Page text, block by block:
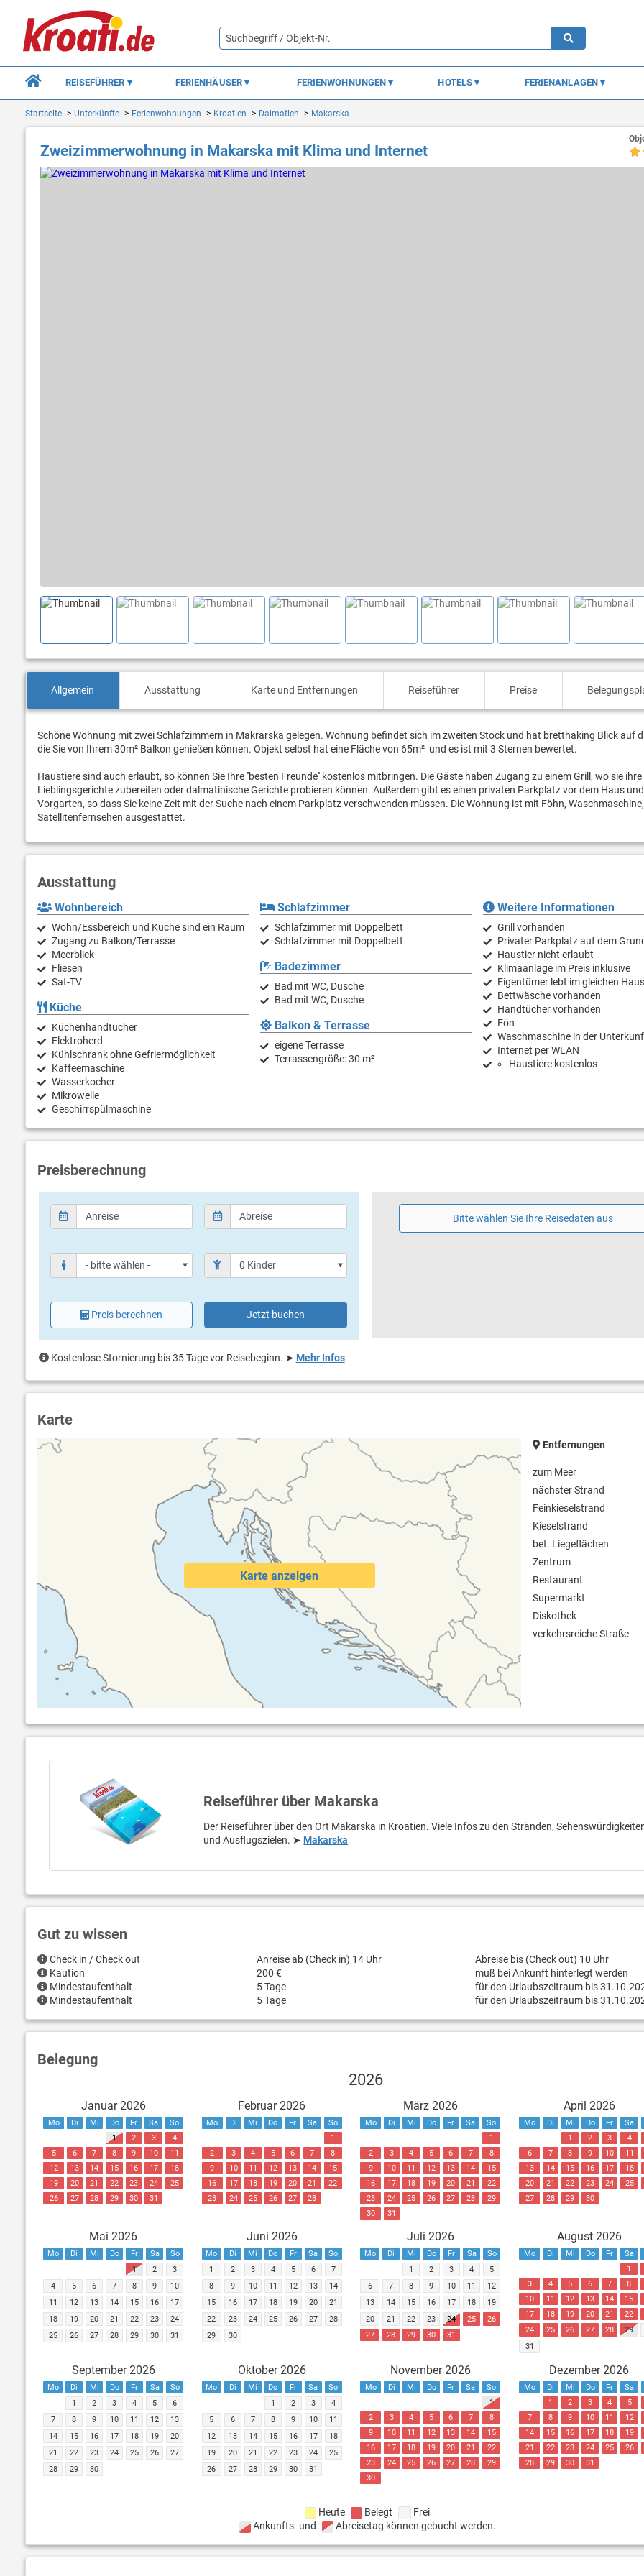
REISEFÜHRER FERIENHÄUSER FERIENWOHNUNGEN HOTELS FERIENANLAGEN
Startseite Unterkünfte Ferienwohnungen Kroatien Dalmatien Makarska
Zweizimmerwohnung in Makarska mit Klima und Internet
Allgemein Ausstattung Karte und Entfernungen Reiseführer Preise
Schöne Wohnung mit zwei Schlafzimmern in Makrarska gelegen. Wohnung befindet sich im zweiten Stock und hat bretthaking Blick auf
die Sie von Ihrem 30m² Balkon genießen können. Objekt selbst hat eine Fläche von 65m² und es ist mit 3 Sternen bewertet.
Haustiere sind auch erlaubt, so können Sie Ihre ''besten Freunde'' kostenlos mitbringen. Die Gäste haben Zugang zu einem Grill, wo sie ihre
Lieblingsgerichte zubereiten oder dalmatinische Gerichte probieren können. Außerdem gibt es einen privaten Parkplatz vor dem Haus
Vorgarten, so dass Sie keine Zeit mit der Suche nach einem Parkplatz verschwenden müssen. Die Wohnung ist mit Föhn,
Satellitenfernsehen ausgestattet.
Ausstattung
Wohnbereich
Wohn/Essbereich und Küche sind ein Raum
Zugang zu Balkon/Terrasse
Meerblick
Fliesen
Sat-TV
Küche
Küchenhandtücher
Elektroherd
Kühlschrank ohne Gefriermöglichkeit
Kaffeemaschine
Wasserkocher
Mikrowelle
Geschirrspülmaschine
Schlafzimmer
Schlafzimmer mit Doppelbett
Schlafzimmer mit Doppelbett
Badezimmer
Bad mit WC, Dusche
Bad mit WC, Dusche
Balkon & Terrasse
eigene Terrasse
Terrassengröße: 30 m²
Weitere Informationen
Grill vorhanden
Privater Parkplatz auf dem
Haustier nicht erlaubt
Klimaanlage im Preis inklusive
Eigentümer lebt im gleichen Haus
Bettwäsche vorhanden
Handtücher vorhanden
Fön
Waschmaschine in der
Internet per WLAN
Haustiere kostenlos
Preisberechnung
Preis berechnen Jetzt buchen
Kostenlose Stornierung bis 35 Tage vor Reisebeginn. ➤ Mehr Infos
Bitte wählen Sie Ihre Reisedaten aus
Karte
Karte anzeigen
Entfernungen
zum Meer
nächster Strand
Feinkieselstrand
Kieselstrand
bet. Liegeflächen
Zentrum
Restaurant
Supermarkt
Diskothek
verkehrsreiche Straße
Reiseführer über Makarska
Der Reiseführer über den Ort Makarska in Kroatien. Viele Infos zu den Stränden,
und Ausflugszielen. ➤ Makarska
Gut zu wissen
Check in / Check out Anreise ab (Check in) 14 Uhr
Abreise bis (Check out) 10 Uhr
Kaution
200 €
muß bei Ankunft hinterlegt werden
Mindestaufenthalt
5 Tage
für den Urlaubszeitraum bis
Mindestaufenthalt
5 Tage für den Urlaubszeitraum bis
Belegung
2026
Januar 2026
Mo Di Mi Do Fr Sa
So
1
2 3
4
5
6 7 8 9 10
11
12
13 14 15 16 17
18
19
20 21 22 23 24
25
26
27 28 29 30 31
Februar 2026
Mo Di Mi Do Fr Sa
So
1
2
3 4 5 6 7
8
9
10 11 12 13 14
15
16
17 18 19 20 21
22
23
24 25 26 27 28
März 2026
Mo Di Mi Do Fr Sa
So
1
2
3 4 5 6 7
8
9
10 11 12 13 14
15
16
17 18 19 20 21
22
23
24 25 26 27 28
29
30
31
April 2026
Mo Di Mi Do Fr
Sa
1
2 3
4
6
7 8 9 10
11
13
14 15 16 17
18
20
21 22 23 24
25
27
28 29 30
Mai 2026
Mo Di Mi Do Fr Sa
So
1
2
3
4
5 6 7 8 9
10
11
12 13 14 15 16
17
18
19 20 21 22 23
24
25
26 27 28 29 30 31
Juni 2026
Mo Di Mi Do Fr Sa
So
1
2 3 4 5 6
7
8
9 10 11 12 13
14
15
16 17 18 19 20
21
22
23 24 25 26 27
28
29
30
Juli 2026
Mo Di Mi Do Fr Sa
So
1
2 3 4
5
6
7 8 9 10 11
12
13
14 15 16 17 18
19
20
21 22 23 24 25
26
27
28 29 30 31
August 2026
Mo Di Mi Do Fr
Sa
1
3
4 5 6 7
8
10
11 12 13 14
15
17
18 19 20 21
22
24
25 26 27 28
29
31
September 2026
Mo Di Mi Do Fr Sa
So
1
2 3 4 5
6
7
8 9 10 11 12
13
14
15 16 17 18 19
20
21
22 23 24 25 26
27
28
29 30
Oktober 2026
Mo Di Mi Do Fr Sa
So
1
2 3
4
5
6 7 8 9 10
11
12
13 14 15 16 17
18
19
20 21 22 23 24
25
26
27 28 29 30 31
November 2026
Mo Di Mi Do Fr Sa
So
1
2
3 4 5 6 7
8
9
10 11 12 13 14
15
16
17 18 19 20 21
22
23
24 25 26 27 28
29
30
Dezember 2026
Mo Di Mi Do Fr
Sa
1
2 3 4
5
7
8 9 10 11
12
14
15 16 17 18
19
21
22 23 24 25
26
28
29 30 31
Heute Belegt
Frei
Ankunfts- und
Abreisetag können gebucht werden.